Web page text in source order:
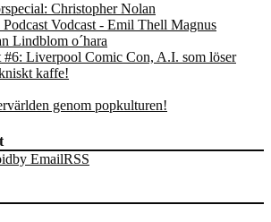
Christopher Nolan
#6: Liverpool Comic Con, A.I. som löser
kaffe!
genom popkulturen!
by EmailRSS